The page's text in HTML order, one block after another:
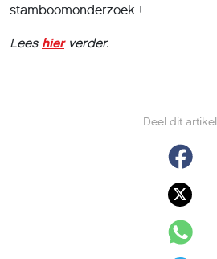
Deel dit artikel
stamboomonderzoek !
Lees hierverder.